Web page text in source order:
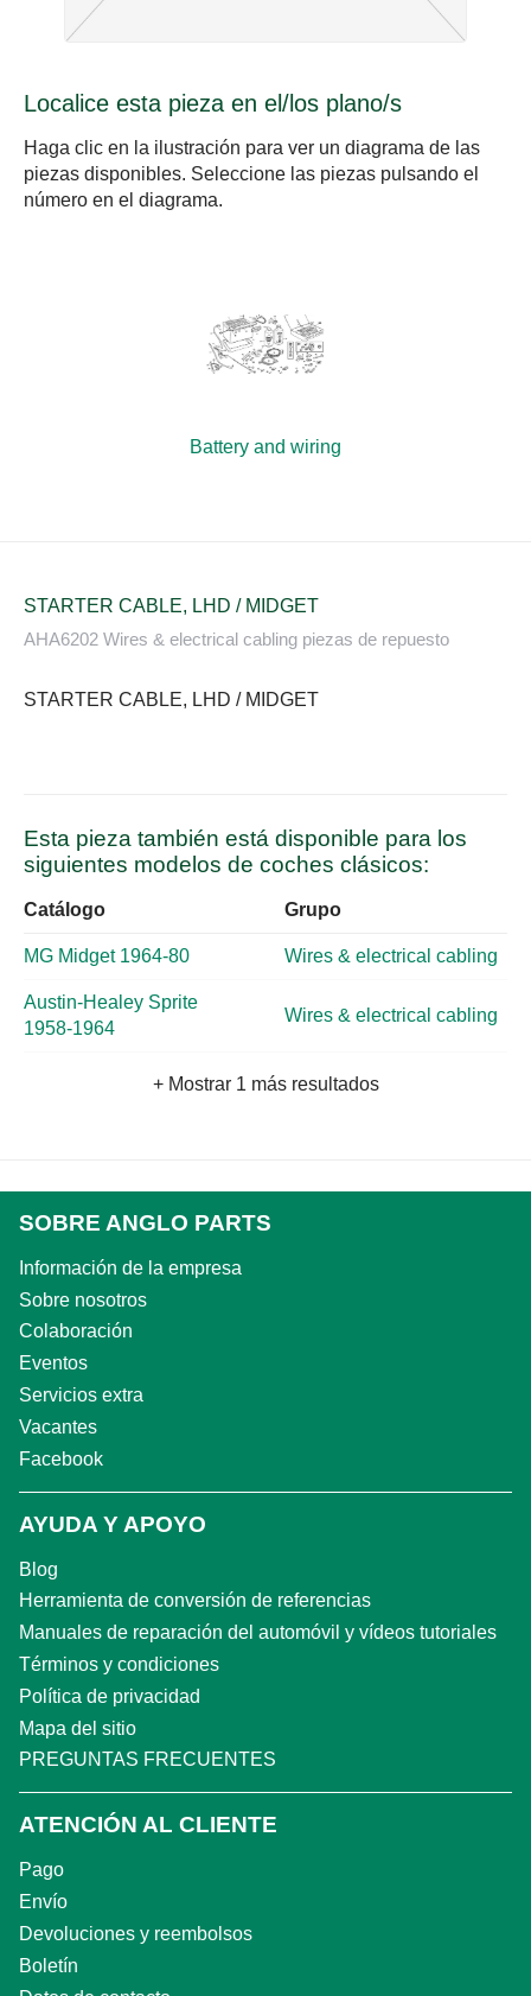
Localice esta pieza en el/los plano/s
Haga clic en la ilustración para ver un diagrama de las
piezas disponibles. Seleccione las piezas pulsando el
número en el diagrama.
Battery and wiring
STARTER CABLE, LHD / MIDGET
AHA6202 Wires & electrical cabling piezas de repuesto
STARTER CABLE, LHD / MIDGET
Esta pieza también está disponible para los
siguientes modelos de coches clásicos:
Catálogo Grupo
MG Midget 1964-80 Wires & electrical cabling
Austin-Healey Sprite
1958-1964
Wires & electrical cabling
+ Mostrar 1 más resultados
SOBRE ANGLO PARTS
Información de la empresa
Sobre nosotros
Colaboración
Eventos
Servicios extra
Vacantes
Facebook
AYUDA Y APOYO
Blog
Herramienta de conversión de referencias
Manuales de reparación del automóvil y vídeos tutoriales
Términos y condiciones
Política de privacidad
Mapa del sitio
PREGUNTAS FRECUENTES
ATENCIÓN AL CLIENTE
Pago
Envío
Devoluciones y reembolsos
Boletín